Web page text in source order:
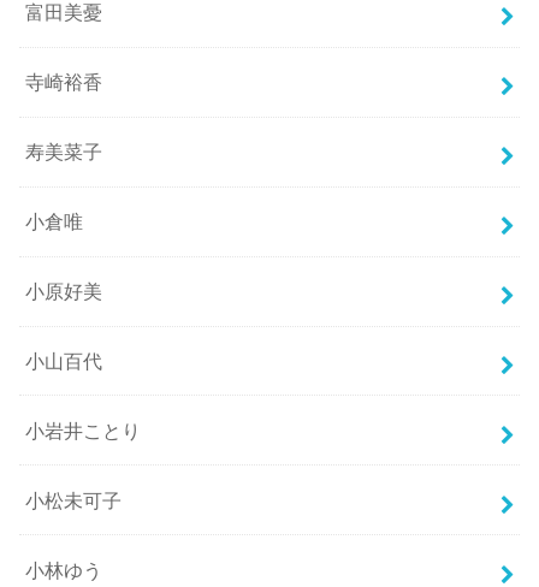
富田美憂
寺崎裕香
寿美菜子
小倉唯
小原好美
小山百代
小岩井ことり
小松未可子
小林ゆう